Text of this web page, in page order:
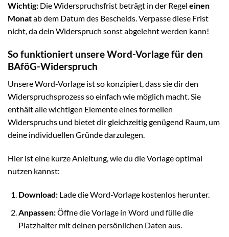
Wichtig: Die Widerspruchsfrist beträgt in der Regel einen
Monatab dem Datum des Bescheids. Verpasse diese Frist
nicht, da dein Widerspruch sonst abgelehnt werden kann!
So funktioniert unsere Word-Vorlage für den
BAföG-Widerspruch
Unsere Word-Vorlage ist so konzipiert, dass sie dir den
Widerspruchsprozess so einfach wie möglich macht. Sie
enthält alle wichtigen Elemente eines formellen
Widerspruchs und bietet dir gleichzeitig genügend Raum, um
deine individuellen Gründe darzulegen.
Hier ist eine kurze Anleitung, wie du die Vorlage optimal
nutzen kannst:
Download:Lade die Word-Vorlage kostenlos herunter.
Anpassen:Öffne die Vorlage in Word und fülle die
Platzhalter mit deinen persönlichen Daten aus.